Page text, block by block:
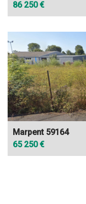
86 250 €
Marpent 59164
65 250 €